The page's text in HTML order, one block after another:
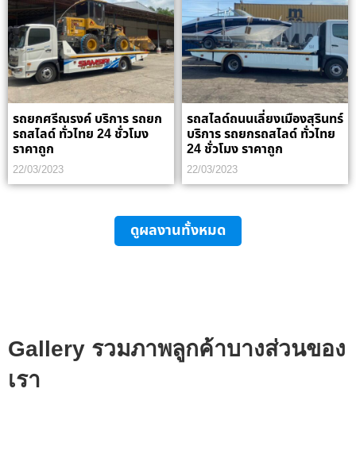
รถยกศรีณรงค์ บริการ รถยก
รถสไลด์ ทั่วไทย 24 ชั่วโมง
ราคาถูก
22/03/2023
รถสไลด์ถนนเลี่ยงเมืองสุรินทร์
บริการ รถยกรถสไลด์ ทั่วไทย
24 ชั่วโมง ราคาถูก
22/03/2023
ดูผลงานทั้งหมด
Gallery รวมภาพลูกค้าบางส่วนของ
เรา